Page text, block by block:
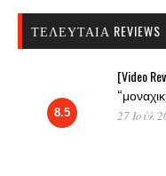
ΤΕΛΕΥΤΑΊΑ REVIEWS
8.5
[Video
27 Ιούλ